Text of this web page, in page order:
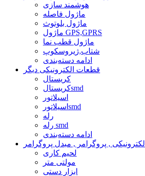
هوشمند سازی
ماژول فاصله
ماژول بلوتوث
ماژول GPS,GPRS
ماژول قطب نما
شتاب,ژیروسکوپ
ادامه دسته‌بندی
قطعات الکترونیکی دیگر
کریستال
کریستالsmd
اسیلاتور
اسیلاتورsmd
رله
رله smd
ادامه دسته‌بندی
الکترونیکی , پروگرامر , مبدل پروگرامر
لحیم کاری
مولتی متر
ابزار دستی